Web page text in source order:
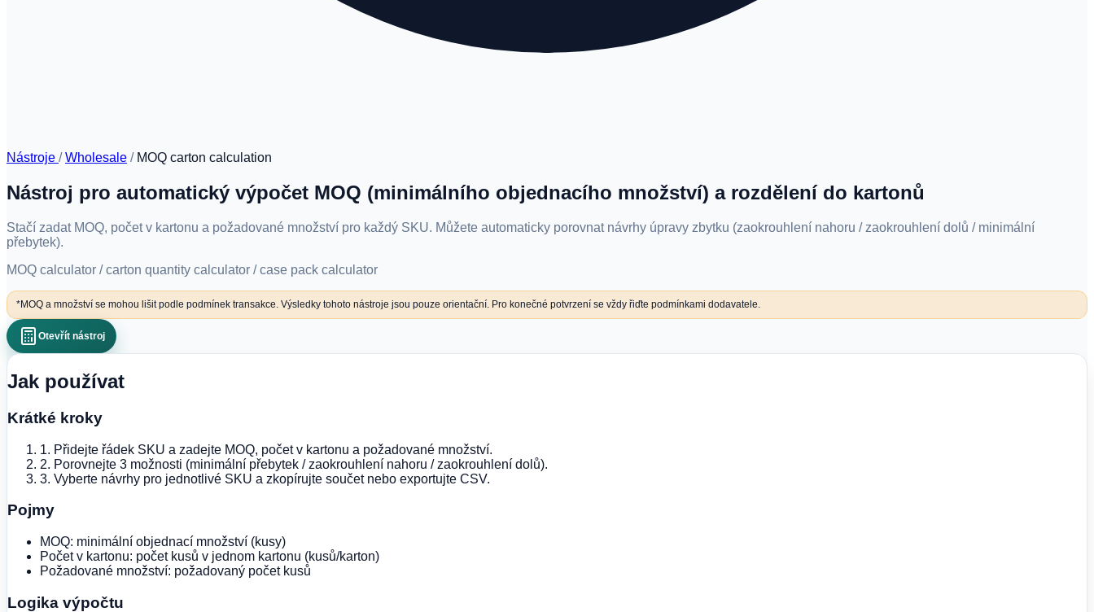
Nástroje / Wholesale / MOQ carton calculation
Nástroj pro automatický výpočet MOQ (minimálního objednacího množství) a rozdělení do kartonů
Stačí zadat MOQ, počet v kartonu a požadované množství pro každý SKU. Můžete automaticky porovnat návrhy úpravy zbytku (zaokrouhlení nahoru / zaokrouhlení dolů / minimální
přebytek).
MOQ calculator / carton quantity calculator / case pack calculator
*MOQ a množství se mohou lišit podle podmínek transakce. Výsledky tohoto nástroje jsou pouze orientační. Pro konečné potvrzení se vždy řiďte podmínkami dodavatele.
Otevřít nástroj
Jak používat
Krátké kroky
1. Přidejte řádek SKU a zadejte MOQ, počet v kartonu a požadované množství.
2. Porovnejte 3 možnosti (minimální přebytek / zaokrouhlení nahoru / zaokrouhlení dolů).
3. Vyberte návrhy pro jednotlivé SKU a zkopírujte součet nebo exportujte CSV.
Pojmy
MOQ: minimální objednací množství (kusy)
Počet v kartonu: počet kusů v jednom kartonu (kusů/karton)
Požadované množství: požadovaný počet kusů
Logika výpočtu